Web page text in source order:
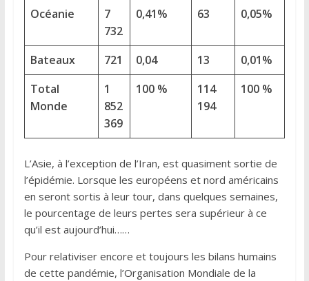
Océanie
7
732
0,41% 63 0,05%
Bateaux 721 0,04 13
0,01%
Total
Monde
1
852
369
100 %
114
194
100 %
L’Asie, à l’exception de l’Iran, est quasiment sortie de
l’épidémie. Lorsque les européens et nord américains
en seront sortis à leur tour, dans quelques semaines,
le pourcentage de leurs pertes sera supérieur à ce
qu’il est aujourd’hui……
Pour relativiser encore et toujours les bilans humains
de cette pandémie, l’Organisation Mondiale de la